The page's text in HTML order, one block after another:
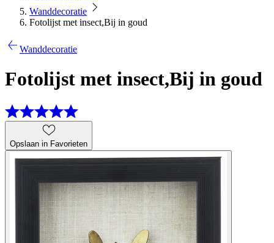
Wanddecoratie
Fotolijst met insect,Bij in goud
Wanddecoratie
Fotolijst met insect,Bij in goud
Opslaan in Favorieten